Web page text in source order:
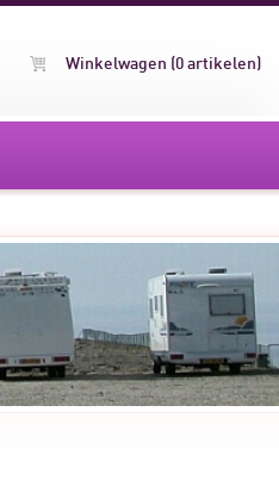
Winkelwagen (0 artikelen)